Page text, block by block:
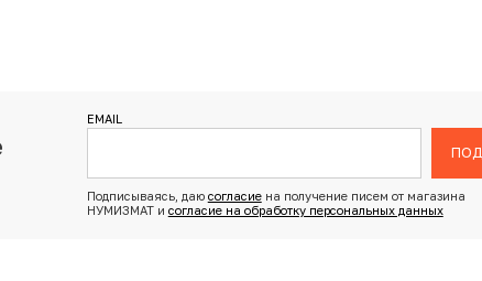
EMAIL
Подписываясь, даю согласиена получение писем от магазина
НУМИЗМАТ и согласие на обработку персональных данных